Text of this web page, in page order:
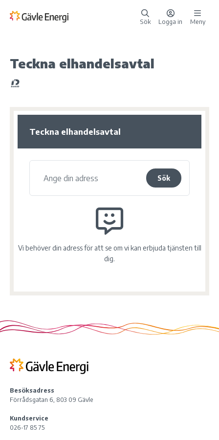
Sök Logga in Meny
Teckna elhandelsavtal
Teckna elhandelsavtal
Sök
Vi behöver din adress för att se om vi kan erbjuda tjänsten till
dig.
Besöksadress
Förrådsgatan 6, 803 09 Gävle
Kundservice
026-17 85 75